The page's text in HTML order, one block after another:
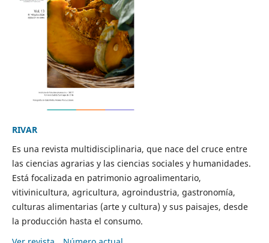
RIVAR
Es una revista multidisciplinaria, que nace del cruce entre
las ciencias agrarias y las ciencias sociales y humanidades.
Está focalizada en patrimonio agroalimentario,
vitivinicultura, agricultura, agroindustria, gastronomía,
culturas alimentarias (arte y cultura) y sus paisajes, desde
la producción hasta el consumo.